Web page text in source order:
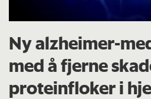
Ny alzheimer-
med å fjerne
proteinfloker i